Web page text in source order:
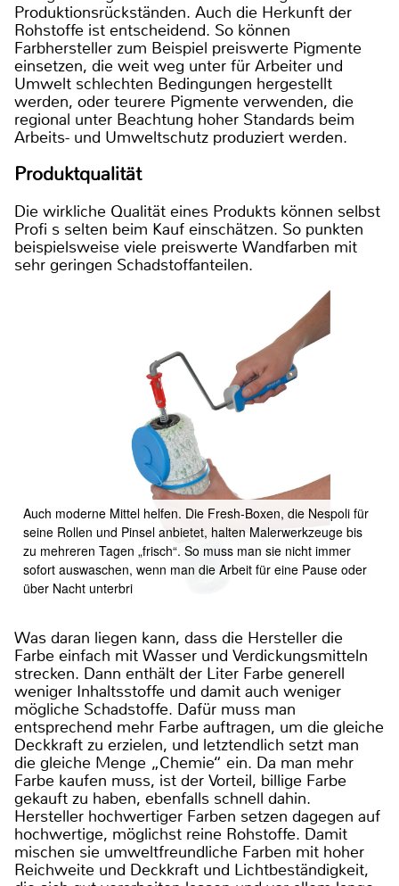
Produktionsrückständen. Auch die Herkunft der
Rohstoffe ist entscheidend. So können
Farbhersteller zum Beispiel preiswerte Pigmente
einsetzen, die weit weg unter für Arbeiter und
Umwelt schlechten Bedingungen hergestellt
werden, oder teurere Pigmente verwenden, die
regional unter Beachtung hoher Standards beim
Arbeits- und Umweltschutz produziert werden.
Produktqualität
Die wirkliche Qualität eines Produkts können selbst
Profi s selten beim Kauf einschätzen. So punkten
beispielsweise viele preiswerte Wandfarben mit
sehr geringen Schadstoffanteilen.
Auch moderne Mittel helfen. Die Fresh-Boxen, die Nespoli für
seine Rollen und Pinsel anbietet, halten Malerwerkzeuge bis
zu mehreren Tagen „frisch“. So muss man sie nicht immer
sofort auswaschen, wenn man die Arbeit für eine Pause oder
über Nacht unterbri
Was daran liegen kann, dass die Hersteller die
Farbe einfach mit Wasser und Verdickungsmitteln
strecken. Dann enthält der Liter Farbe generell
weniger Inhaltsstoffe und damit auch weniger
mögliche Schadstoffe. Dafür muss man
entsprechend mehr Farbe auftragen, um die gleiche
Deckkraft zu erzielen, und letztendlich setzt man
die gleiche Menge „Chemie“ ein. Da man mehr
Farbe kaufen muss, ist der Vorteil, billige Farbe
gekauft zu haben, ebenfalls schnell dahin.
Hersteller hochwertiger Farben setzen dagegen auf
hochwertige, möglichst reine Rohstoffe. Damit
mischen sie umweltfreundliche Farben mit hoher
Reichweite und Deckkraft und Lichtbeständigkeit,